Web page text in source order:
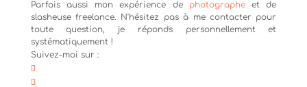
Parfois aussi mon expérience de photographeet de
slasheuse freelance. N'hésitez pas à me contacter pour
toute question, je réponds personnellement et
systématiquement !
Suivez-moi sur :